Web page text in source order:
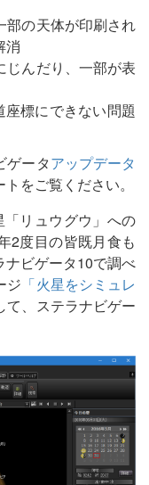
部の天体が印刷され
消
じんだり、一部が表
標にできない問題
ゲータアップデータ
をご覧ください。
リュウグウ」への
2度目の皆既月食も
ビゲータ10で調べ
ジ 「火星をシミュレ
て、ステラナビゲー